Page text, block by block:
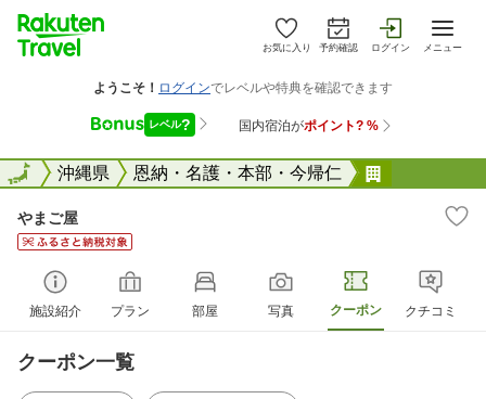
お気に入り 予約確認 ログイン メニュー
全国沖縄県 恩納・名護・本部・今帰仁
全国
やまご屋
施設紹介 プラン 部屋 写真 クーポン クチコミ
クーポン一覧